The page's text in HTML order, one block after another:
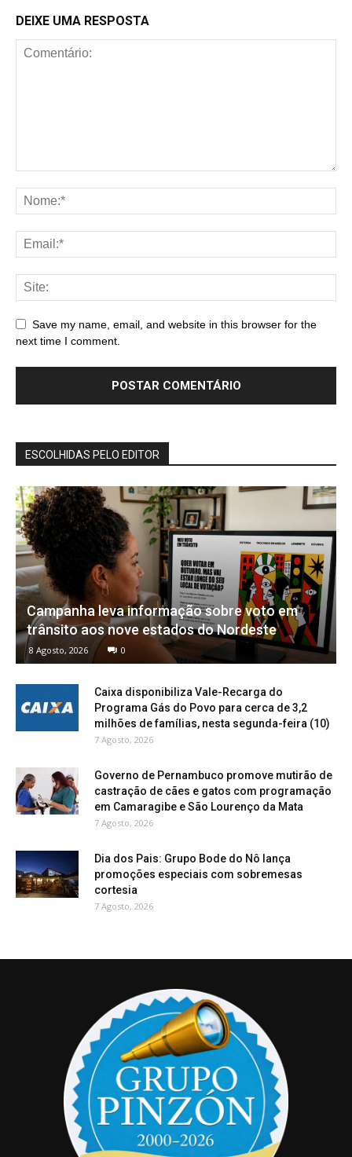
DEIXE UMA RESPOSTA
Save my name, email, and website in this browser for the
next time I comment.
ESCOLHIDAS PELO EDITOR
Campanha leva informação sobre voto em
trânsito aos nove estados do Nordeste
8 Agosto, 2026 0
Caixa disponibiliza Vale-Recarga do
Programa Gás do Povo para cerca de 3,2
milhões de famílias, nesta segunda-feira (10)
7 Agosto, 2026
Governo de Pernambuco promove mutirão de
castração de cães e gatos com programação
em Camaragibe e São Lourenço da Mata
7 Agosto, 2026
Dia dos Pais: Grupo Bode do Nô lança
promoções especiais com sobremesas
cortesia
7 Agosto, 2026